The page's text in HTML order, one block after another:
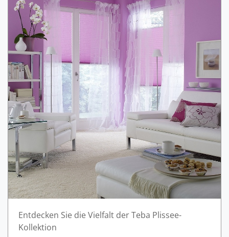
Entdecken Sie die Vielfalt der Teba Plissee-
Kollektion